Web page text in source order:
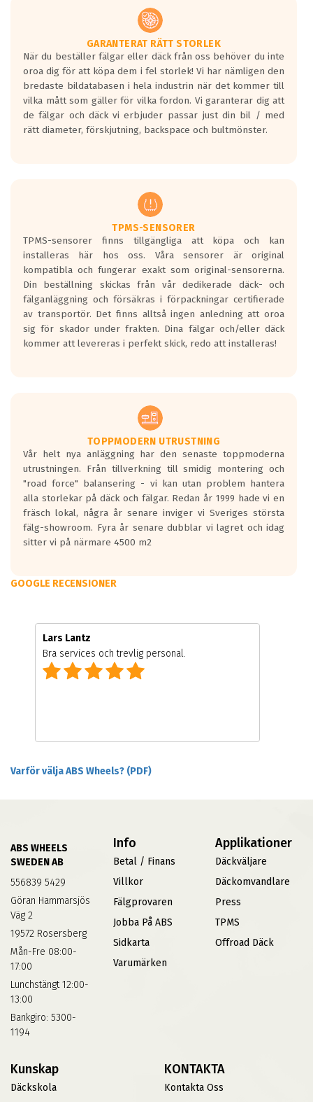
Vid körning i över 50km/h brukar
rullmotståndets ljud överträffa
motorljudet.
På däckmärkningen kommer det finnas
en symbol av ett däck med vågar. Hög
bullernivå markeras med svarta vågor
medans de vita vågorna påvisar om det är
ett tyst däck.
regelverket som introduceras år 2016.
Ett däck med två svarta vågor är redan
godkända för år 2016 nya regelverk.
Ett däck med en svart våg kommer vara
minst tre decibel tystare än det
regelverk som börjar gälla 2016.
GARANTERAT RÄTT STORLEK
När du beställer fälgar eller däck från oss behöver du inte
oroa dig för att köpa dem i fel storlek! Vi har nämligen den
bredaste bildatabasen i hela industrin när det kommer till
vilka mått som gäller för vilka fordon. Vi garanterar dig att
de fälgar och däck vi erbjuder passar just din bil / med
rätt diameter, förskjutning, backspace och bultmönster.
TPMS-SENSORER
TPMS-sensorer finns tillgängliga att köpa och kan
installeras här hos oss. Våra sensorer är original
kompatibla och fungerar exakt som original-sensorerna.
Din beställning skickas från vår dedikerade däck- och
fälganläggning och försäkras i förpackningar certifierade
av transportör. Det finns alltså ingen anledning att oroa
sig för skador under frakten. Dina fälgar och/eller däck
kommer att levereras i perfekt skick, redo att installeras!
TOPPMODERN UTRUSTNING
Vår helt nya anläggning har den senaste toppmoderna
utrustningen. Från tillverkning till smidig montering och
"road force" balansering - vi kan utan problem hantera
alla storlekar på däck och fälgar. Redan år 1999 hade vi en
fräsch lokal, några år senare inviger vi Sveriges största
fälg-showroom. Fyra år senare dubblar vi lagret och idag
sitter vi på närmare 4500 m2
GOOGLE RECENSIONER
Lars Lantz
Bra services och trevlig personal.
Varför välja ABS Wheels? (PDF)
ABS WHEELS
SWEDEN AB
556839 5429
Göran Hammarsjös
Väg 2
19572 Rosersberg
Mån-Fre 08:00-
17:00
Lunchstängt 12:00-
13:00
Bankgiro: 5300-
1194
Info
Betal / Finans
Villkor
Fälgprovaren
Jobba På ABS
Sidkarta
Varumärken
Applikationer
Däckväljare
Däckomvandlare
Press
TPMS
Offroad Däck
Kunskap
Däckskola
KONTAKTA
Kontakta Oss